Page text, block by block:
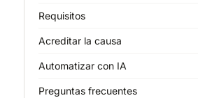
Requisitos
Acreditar la causa
Automatizar con IA
Preguntas frecuentes